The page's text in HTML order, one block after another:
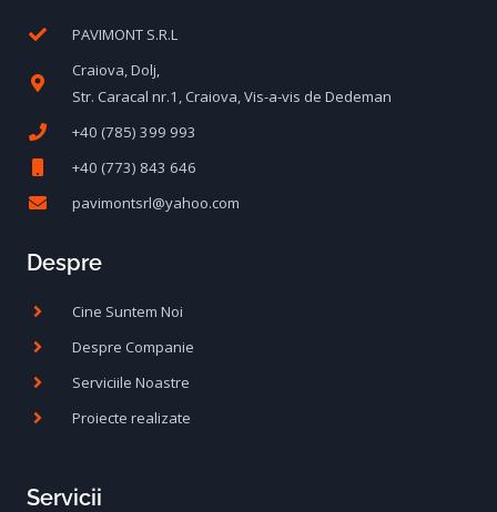
PAVIMONT S.R.L
Craiova, Dolj,
Str. Caracal nr.1, Craiova, Vis-a-vis de Dedeman
+40 (785) 399 993
+40 (773) 843 646
pavimontsrl@yahoo.com
Despre
Cine Suntem Noi
Despre Companie
Serviciile Noastre
Proiecte realizate
Servicii